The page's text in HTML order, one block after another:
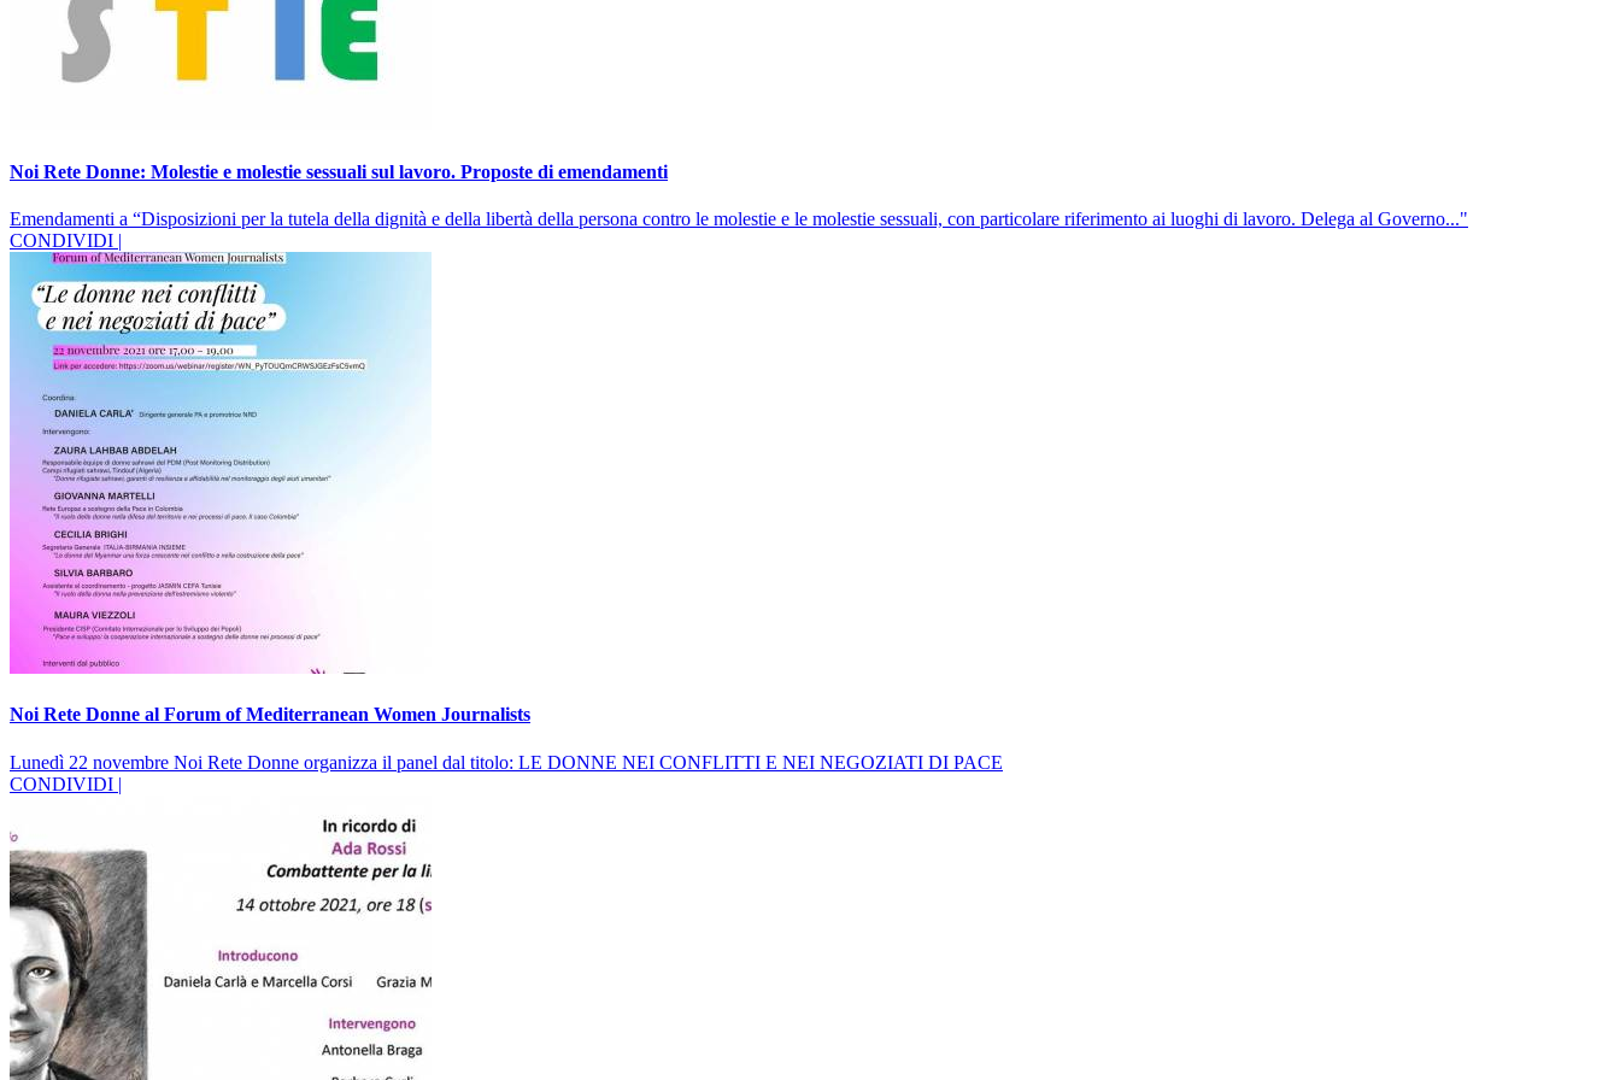
Noi Rete Donne: Molestie e molestie sessuali sul lavoro. Proposte di emendamenti
Emendamenti a “Disposizioni per la tutela della dignità e della libertà della persona contro le molestie e le molestie sessuali, con particolare riferimento ai luoghi di lavoro. Delega al Governo..."
CONDIVIDI |
Noi Rete Donne al Forum of Mediterranean Women Journalists
Lunedì 22 novembre Noi Rete Donne organizza il panel dal titolo: LE DONNE NEI CONFLITTI E NEI NEGOZIATI DI PACE
CONDIVIDI |